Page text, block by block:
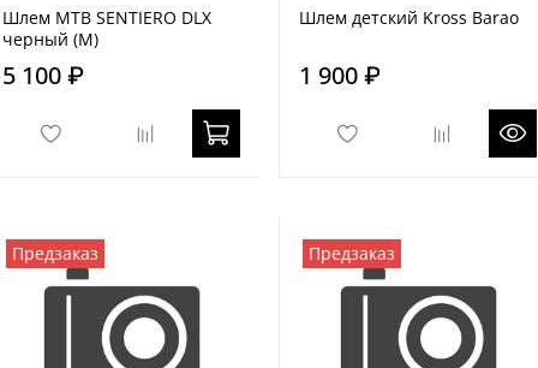
Шлем MTB SENTIERO DLX
черный (M)
5 100 ₽
Шлем детский Kross Barao
1 900 ₽
Предзаказ Предзаказ